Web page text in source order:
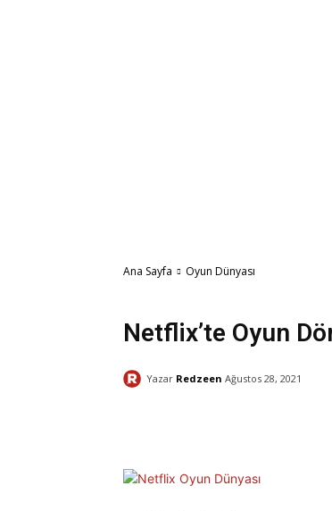
Ana Sayfa Oyun Dünyası
Netflix’te Oyun
Yazar Redzeen Ağustos 28, 2021